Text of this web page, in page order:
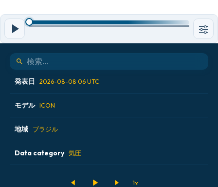
発表日 2026-08-08 06 UTC
2026-08-07 12 UTC
2026-08-07 18 UTC
2026-08-08 00 UTC
モデル ICON
ALADIN CZ 2.3 km
ECMWF AIFS [AI]
地域 ブラジル
アイスランド
Data category 気圧